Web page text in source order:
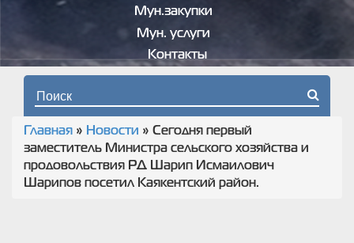
Мун.закупки
Мун. услуги
Контакты
Форма поиска
Вы здесь
Главная » Новости » Сегодня первый
заместитель Министра сельского хозяйства и
продовольствия РД Шарип Исмаилович
Шарипов посетил Каякентский район.